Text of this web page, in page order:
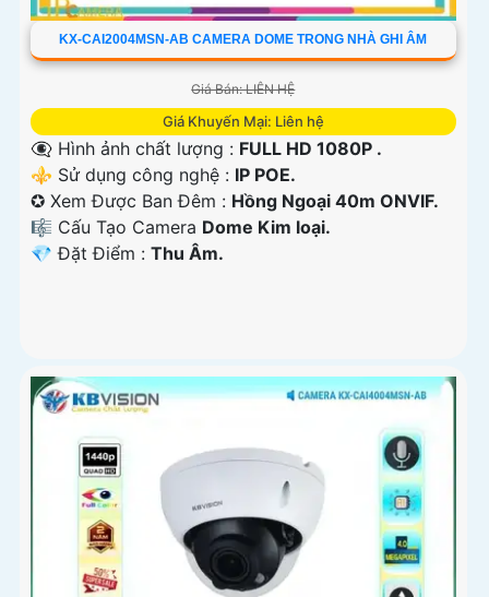
KX-CAI2004MSN-AB CAMERA DOME TRONG NHÀ GHI ÂM
Giá Bán: LIÊN HỆ
Giá Khuyến Mại: Liên hệ
👁️‍🗨 Hình ảnh chất lượng : FULL HD 1080P .
⚜️ Sử dụng công nghệ : IP POE.
✪ Xem Được Ban Đêm : Hồng Ngoại 40m ONVIF.
🎼️ Cấu Tạo Camera Dome Kim loại.
️💎 Đặt Điểm : Thu Âm.